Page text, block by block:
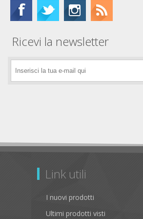
Ricevi la newsletter
Link utili
I nuovi prodotti
Ultimi prodotti visti